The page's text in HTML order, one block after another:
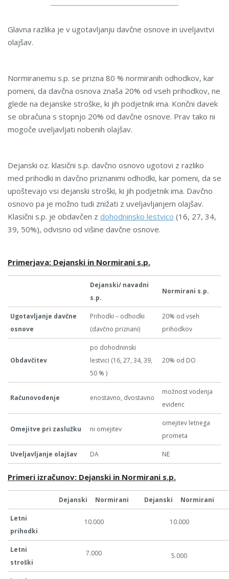
Glavna razlika je v ugotavljanju davčne osnove in uveljavitvi
olajšav.
Normiranemu s.p. se prizna 80 % normiranih odhodkov, kar
pomeni, da davčna osnova znaša 20% od vseh prihodkov, ne
glede na dejanske stroške, ki jih podjetnik ima. Končni davek
se obračuna s stopnjo 20% od davčne osnove. Prav tako ni
mogoče uveljavljati nobenih olajšav.
Dejanski oz. klasični s.p. davčno osnovo ugotovi z razliko
med prihodki in davčno priznanimi odhodki, kar pomeni, da se
upoštevajo vsi dejanski stroški, ki jih podjetnik ima. Davčno
osnovo pa je možno tudi znižati z uveljavljanjem olajšav.
Klasični s.p. je obdavčen z dohodninsko lestvico (16, 27, 34,
39, 50%), odvisno od višine davčne osnove.
Primerjava: Dejanski in Normirani s.p.
Dejanski/ navadni
s.p.
Normirani s.p.
Ugotavljanje davčne
osnove
Prihodki – odhodki
(davčno priznani)
20% od vseh
prihodkov
Obdavčitev
po dohodninski
lestvici (16, 27, 34, 39,
50 % )
20% od DO
Računovodenje enostavno, dvostavno
možnost vodenja
evidenc
Omejitve pri zaslužku ni omejitev
omejitev letnega
prometa
Uveljavljanje olajšav DA NE
Primeri izračunov: Dejanski in Normirani s.p.
Dejanski Normirani Dejanski Normirani
Letni
prihodki
10.000 10.000
Letni
stroški
7.000 5.000